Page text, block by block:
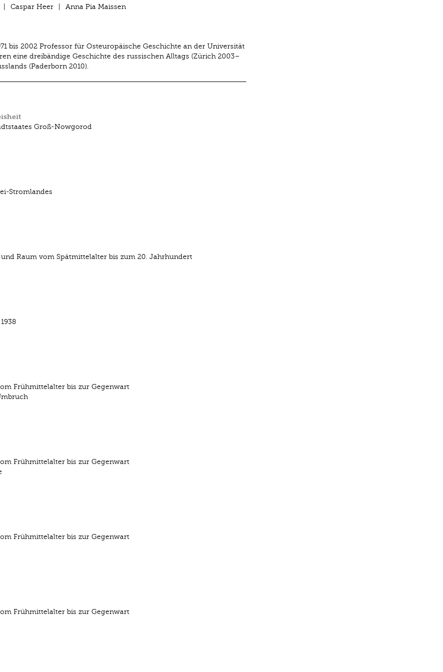
Caspar Heer Anna Pia Maissen
bis 2002 Professor für Osteuropäische Geschichte an der Universität
eine dreibändige Geschichte des russischen Alltags (Zürich 2003–
(Paderborn 2010).
Groß-Nowgorod
Stromlandes
Raum vom Spätmittelalter bis zum 20. Jahrhundert
Frühmittelalter bis zur Gegenwart
Frühmittelalter bis zur Gegenwart
Frühmittelalter bis zur Gegenwart
Frühmittelalter bis zur Gegenwart